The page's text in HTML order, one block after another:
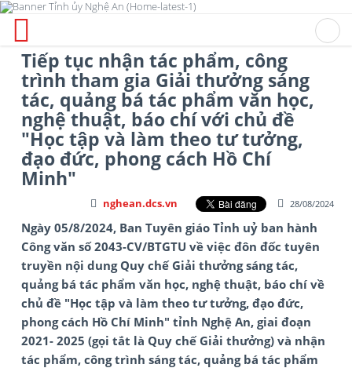
Tiếp tục nhận tác phẩm, công
trình tham gia Giải thưởng sáng
tác, quảng bá tác phẩm văn học,
nghệ thuật, báo chí với chủ đề
"Học tập và làm theo tư tưởng,
đạo đức, phong cách Hồ Chí
Minh"
28/08/2024
nghean.dcs.vn
Ngày 05/8/2024, Ban Tuyên giáo Tỉnh uỷ ban hành
Công văn số 2043-CV/BTGTU về việc đôn đốc tuyên
truyền nội dung Quy chế Giải thưởng sáng tác,
quảng bá tác phẩm văn học, nghệ thuật, báo chí về
chủ đề "Học tập và làm theo tư tưởng, đạo đức,
phong cách Hồ Chí Minh" tỉnh Nghệ An, giai đoạn
2021- 2025 (gọi tắt là Quy chế Giải thưởng) và nhận
tác phẩm, công trình sáng tác, quảng bá tác phẩm